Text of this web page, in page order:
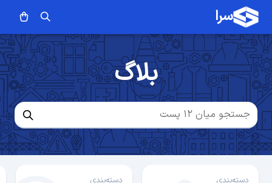
سرا
بلاگ
دسته‌بندی دسته‌بندی